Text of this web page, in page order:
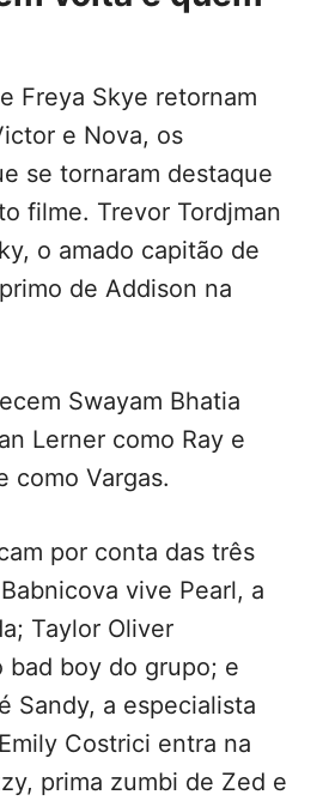
Freya Skye retornam
e Nova, os
se tornaram destaque
filme. Trevor Tordjman
o amado capitão de
de Addison na
Swayam Bhatia
Lerner como Ray e
como Vargas.
por conta das três
vive Pearl, a
Taylor Oliver
bad boy do grupo; e
Sandy, a especialista
Costrici entra na
prima zumbi de Zed e